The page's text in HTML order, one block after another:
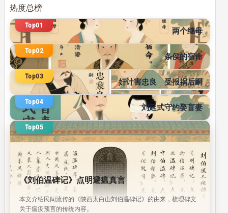
继母，下面就讲两则真实的历史故事。 穆姜：以义导
子，助继子迁善 据《后汉书》记载，汉代贤母穆姜，
是安众令程文矩的续弦。 穆姜自己生了两个儿子，程
文矩的前妻留下四个儿子。这四个继子一开始非常不
接受她，还常常憎恨诋毁穆姜，可穆姜始终以慈爱仁
厚的态度尽心抚育他们，衣食供
热度总榜
Top01
两个继母
传统文化
阅读人数： 127
Top02
条侯的宿命
传统文化
阅读人数： 110
Top03
奸计害忠良 受报祸后嗣
传统文化
阅读人数： 101
Top04
刘廷式守约娶盲妻
传统文化
阅读人数： 94
Top05
《刘伯温碑记》点明避瘟真言
本文介绍民间流传的《陕西太白山刘伯温碑记》的由来，梳理碑文
关于瘟疫预言的传统内容。